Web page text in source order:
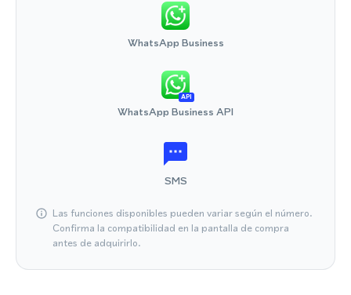
WhatsApp Business
API
WhatsApp Business API
SMS
Las funciones disponibles pueden variar según el número.
Confirma la compatibilidad en la pantalla de compra
antes de adquirirlo.